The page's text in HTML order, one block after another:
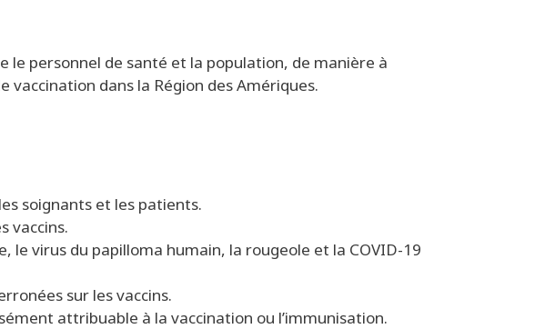
le personnel de santé et la population, de manière à
dans la Région des Amériques.
soignants et les patients.
vaccins.
virus du papilloma humain, la rougeole et la COVID-19
sur les vaccins.
attribuable à la vaccination ou l’immunisation.